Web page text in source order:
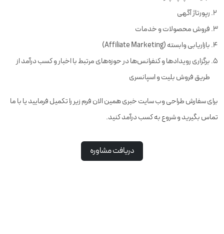
رپورتاژ آگهی
فروش محصولات و خدمات
بازاریابی وابسته (Affiliate Marketing)
برگزاری رویدادها و کنفرانس‌ها در حوزه‌های مرتبط با اخبار و کسب درآمد از
طریق فروش بلیت و اسپانسری
برای سفارش طراحی وب سایت خبری همین الان فرم زیر را تکمیل فرمایید یا با ما
تماس بگیرید و شروع به کسب درآمد کنید.
دریافت مشاوره